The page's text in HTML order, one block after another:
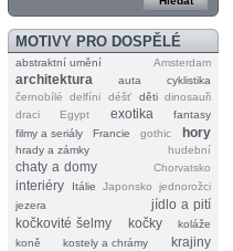
MOTIVY PRO DOSPĚLÉ
abstraktní umění Amsterdam
architektura auta
cyklistika
černobílé
delfíni déšť děti dinosauři
draci
Egypt exotika
fantasy
filmy a seriály
Francie gothic hory
hrady a zámky hudební
chaty a domy Chorvatsko
interiéry Itálie Japonsko
jednorožci
jezera
jídlo a pití
kočkovité šelmy
kočky
koláže
koně
kostely a chrámy
krajiny